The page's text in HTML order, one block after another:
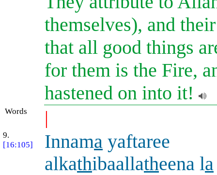
themselves), and
that all good things
for them is the Fire,
hastened on into it!
Words |
9.
[16:105]
Innama yaftaree
alkathibaallatheena la